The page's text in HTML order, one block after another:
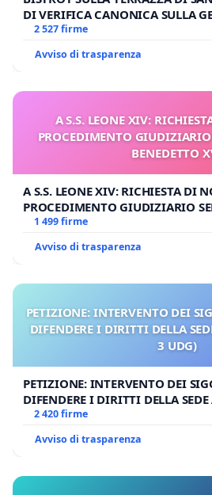
DI VERIFICA CANONICA SULLA
GAMBETTI
2 527 firme
Avviso di trasparenza
A S.S. LEONE XIV:
PROCEDIMENTO
BENEDETTO
A S.S. LEONE XIV: RICHIESTA DI
PROCEDIMENTO GIUDIZIARIO
BENEDETTO XVI
1 499 firme
Avviso di trasparenza
PETIZIONE: INTERVENTO DEI
DIFENDERE I DIRITTI DELLA
3 UDG)
PETIZIONE: INTERVENTO DEI
DIFENDERE I DIRITTI DELLA
UDG)
2 420 firme
Avviso di trasparenza